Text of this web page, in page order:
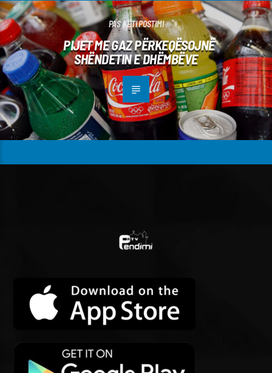
PAS KËTI POSTIMI
PIJET ME GAZ PËRKEQËSOJNË
SHËNDETIN E DHËMBËVE